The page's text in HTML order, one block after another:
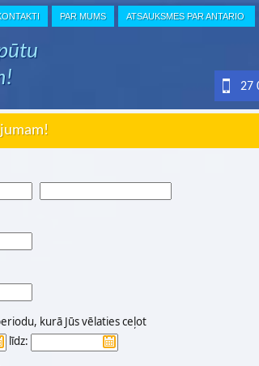
PAR MUMS ATSAUKSMES PAR ANTARIO
27
kurā Jūs vēlaties ceļot
līdz: